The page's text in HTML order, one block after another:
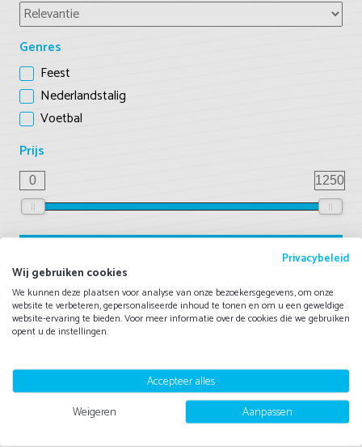
Genres
Feest
Nederlandstalig
Voetbal
Prijs
0 1250
Prijs
Johan Vlemmix
minuten
Koning Willem-
Alexander Look-
1 x 60 n.v.t. €1.195,-
Swinging
Dixieband Oranje
Supporters
4 x 45 n.v.t. €1.095,-
Privacybeleid
Wij gebruiken cookies
We kunnen deze plaatsen voor analyse van onze bezoekersgegevens, om onze
website te verbeteren, gepersonaliseerde inhoud te tonen en om u een geweldige
website-ervaring te bieden. Voor meer informatie over de cookies die we gebruiken
opent u de instellingen.
Accepteer alles
Weigeren
Aanpassen